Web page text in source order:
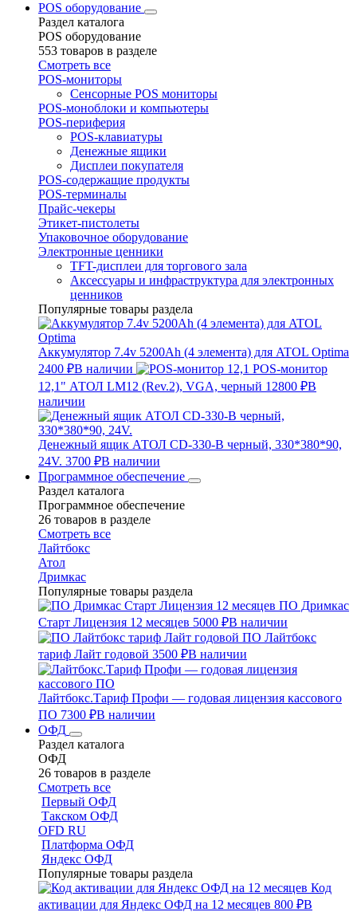
POS оборудование
Раздел каталога
POS оборудование
553 товаров в разделе
Смотреть все
POS-мониторы
Сенсорные POS мониторы
POS-моноблоки и компьютеры
POS-периферия
POS-клавиатуры
Денежные ящики
Дисплеи покупателя
POS-содержащие продукты
POS-терминалы
Прайс-чекеры
Этикет-пистолеты
Упаковочное оборудование
Электронные ценники
TFT-дисплеи для торгового зала
Аксессуары и инфраструктура для электронных
ценников
Популярные товары раздела
Аккумулятор 7.4v 5200Ah (4 элемента) для ATOL Optima
2400 ₽В наличии
POS-монитор
12,1" АТОЛ LM12 (Rev.2), VGA, черный 12800 ₽В
наличии
Денежный ящик АТОЛ CD-330-B черный, 330*380*90,
24V. 3700 ₽В наличии
Программное обеспечение
Раздел каталога
Программное обеспечение
26 товаров в разделе
Смотреть все
Лайтбокс
Атол
Дримкас
Популярные товары раздела
ПО Дримкас
Старт Лицензия 12 месяцев 5000 ₽В наличии
ПО Лайтбокс
тариф Лайт годовой 3500 ₽В наличии
Лайтбокс.Тариф Профи — годовая лицензия кассового
ПО 7300 ₽В наличии
ОФД
Раздел каталога
ОФД
26 товаров в разделе
Смотреть все
Первый ОФД
Такском ОФД
OFD RU
Платформа ОФД
Яндекс ОФД
Популярные товары раздела
Код
активации для Яндекс ОФД на 12 месяцев 800 ₽В